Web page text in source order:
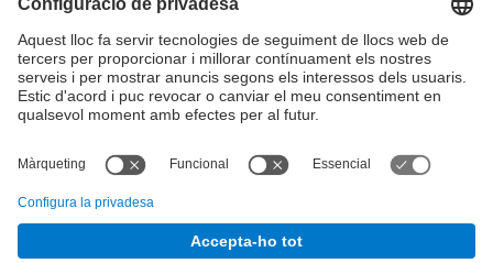
Formulari de contacte
Llista Xarxes Socials